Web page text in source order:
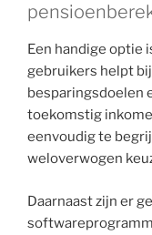
Een handige optie
gebruikers helpt
besparingsdoelen
toekomstig
eenvoudig te
weloverwogen
Daarnaast zijn er